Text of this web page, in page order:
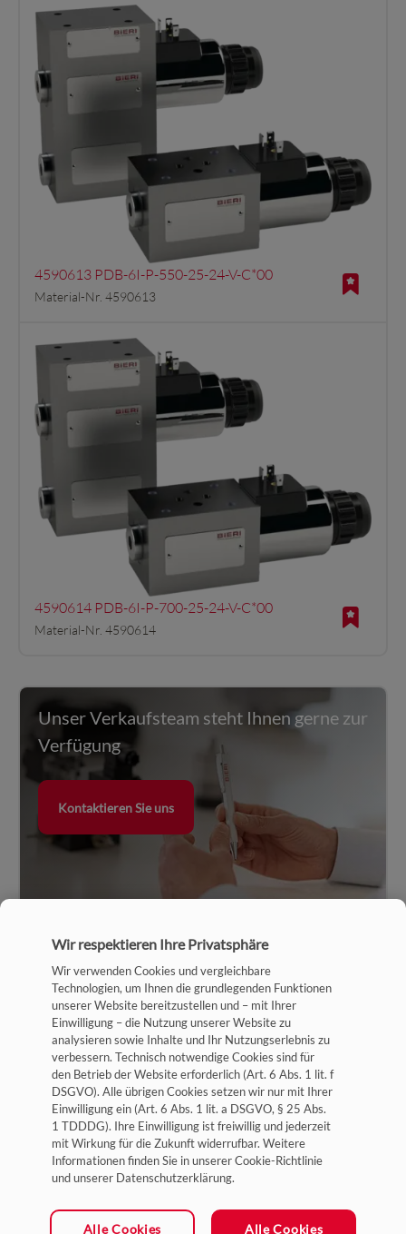
4590613 PDB-6I-P-550-25-24-V-C*00
Material-Nr. 4590613
4590614 PDB-6I-P-700-25-24-V-C*00
Material-Nr. 4590614
Unser Verkaufsteam steht Ihnen gerne zur
Verfügung
Kontaktieren Sie uns
Impressum
Datenschutz
Allgemeine Geschäftsbedingungen
Cookie-Einstellungen
Ein Unternehmen der HYDAC Gruppe
Wir respektieren Ihre Privatsphäre
Wir verwenden Cookies und vergleichbare
Technologien, um Ihnen die grundlegenden Funktionen
unserer Website bereitzustellen und – mit Ihrer
Einwilligung – die Nutzung unserer Website zu
analysieren sowie Inhalte und Ihr Nutzungserlebnis zu
verbessern. Technisch notwendige Cookies sind für
den Betrieb der Website erforderlich (Art. 6 Abs. 1 lit. f
DSGVO). Alle übrigen Cookies setzen wir nur mit Ihrer
Einwilligung ein (Art. 6 Abs. 1 lit. a DSGVO, § 25 Abs.
1 TDDDG). Ihre Einwilligung ist freiwillig und jederzeit
mit Wirkung für die Zukunft widerrufbar. Weitere
Informationen finden Sie in unserer Cookie-Richtlinie
und unserer Datenschutzerklärung.
Alle Cookies
Alle Cookies